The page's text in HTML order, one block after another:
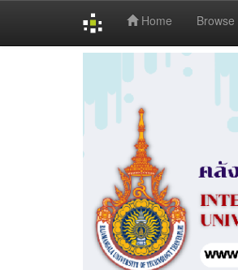
Home Browse